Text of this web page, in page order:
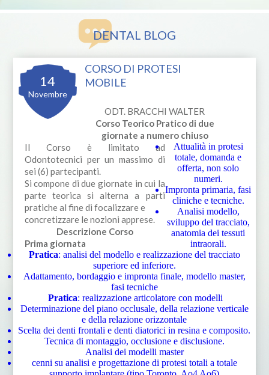
DENTAL BLOG
14
Novembre
CORSO DI PROTESI
MOBILE
ODT. BRACCHI WALTER
Corso Teorico Pratico di due
giornate a numero chiuso
Il Corso è limitato ad
Odontotecnici per un massimo di
sei (6) partecipanti.
Si compone di due giornate in cui la
parte teorica si alterna a parti
pratiche al fine di focalizzare e
concretizzare le nozioni apprese.
Descrizione Corso
Prima giornata
Attualità in protesi
totale, domanda e
offerta, non solo
numeri.
Impronta primaria, fasi
cliniche e tecniche.
Analisi modello,
sviluppo del tracciato,
anatomia dei tessuti
intraorali.
Pratica: analisi del modello e realizzazione del tracciato
superiore ed inferiore.
Adattamento, bordaggio e impronta finale, modello master,
fasi tecniche
Pratica: realizzazione articolatore con modelli
Determinazione del piano occlusale, della relazione verticale
e della relazione orizzontale
Scelta dei denti frontali e denti diatorici in resina e composito.
Tecnica di montaggio, occlusione e disclusione.
Analisi dei modelli master
cenni su analisi e progettazione di protesi totali a totale